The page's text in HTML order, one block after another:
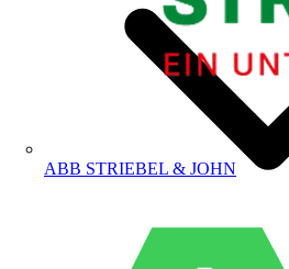
ABB STRIEBEL & JOHN